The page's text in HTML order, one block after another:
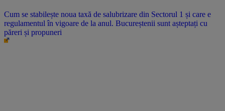
Cum se stabilește noua taxă de salubrizare din Sectorul 1 și care e
regulamentul în vigoare de la anul. Bucureștenii sunt așteptați cu
păreri și propuneri